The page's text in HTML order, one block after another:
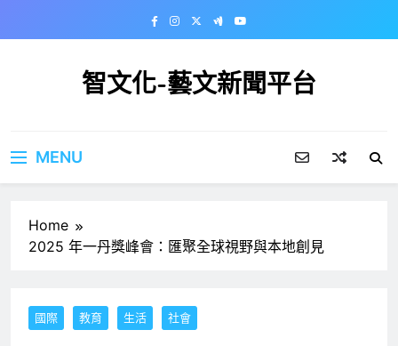
智文化-藝文新聞平台
MENU
Home
2025 年一丹獎峰會：匯聚全球視野與本地創見
國際 教育 生活 社會